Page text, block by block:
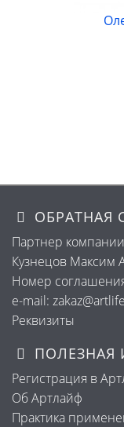
ОБРАТНАЯ
Партнер
Кузнецов Максим
Номер
e-mail:
Реквизиты
Регистрация в
Об Артлайф
Практика